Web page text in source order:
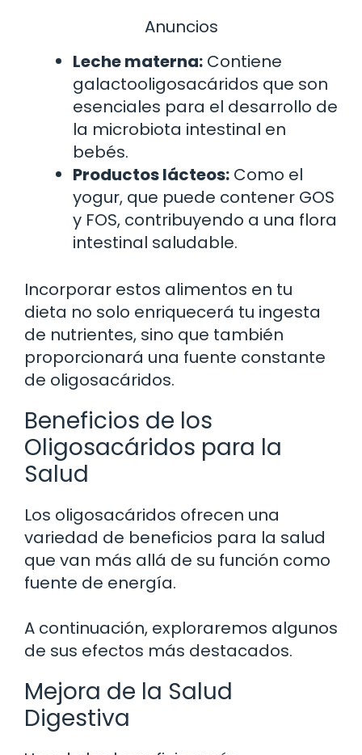
Anuncios
Leche materna: Contiene
galactooligosacáridos que son
esenciales para el desarrollo de
la microbiota intestinal en
bebés.
Productos lácteos: Como el
yogur, que puede contener GOS
y FOS, contribuyendo a una flora
intestinal saludable.
Incorporar estos alimentos en tu
dieta no solo enriquecerá tu ingesta
de nutrientes, sino que también
proporcionará una fuente constante
de oligosacáridos.
Beneficios de los
Oligosacáridos para la
Salud
Los oligosacáridos ofrecen una
variedad de beneficios para la salud
que van más allá de su función como
fuente de energía.
A continuación, exploraremos algunos
de sus efectos más destacados.
Mejora de la Salud
Digestiva